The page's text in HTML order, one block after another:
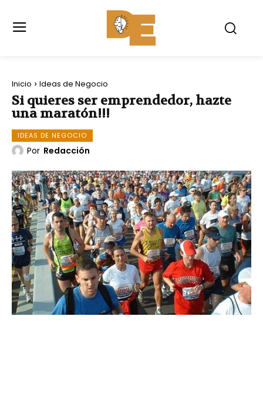
Inicio Ideas de Negocio
Si quieres ser emprendedor, hazte
una maratón!!!
IDEAS DE NEGOCIO
Por Redacción